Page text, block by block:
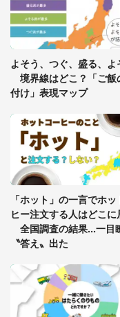
グっちゃ
座布団だ
っ暗な道
を求める
「孫にあ
真夏の山
（山口県
よそう、つぐ、盛る、よ
境界線はどこ？「ご飯
付け」表現マップ
「ホット」の一言でホ
ヒー注文する人はどこに
全国調査の結果...一目
〝答え〟出た